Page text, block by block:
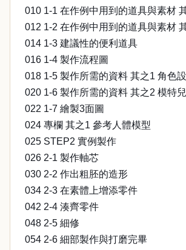
010 1-1 在作例中用到的道具與素材
012 1-2 在作例中用到的道具與素材
014 1-3 建議性的便利道具
016 1-4 製作流程圖
018 1-5 製作所需的資料 其之1 角色
020 1-6 製作所需的資料 其之2 模特
022 1-7 繪製3面圖
024 專欄 其之1 參考人體模型
025 STEP2 實例製作
026 2-1 製作軸芯
030 2-2 作出粗胚的造形
034 2-3 在素體上增添零件
042 2-4 湊齊零件
048 2-5 細修
054 2-6 細部製作與打磨完畢